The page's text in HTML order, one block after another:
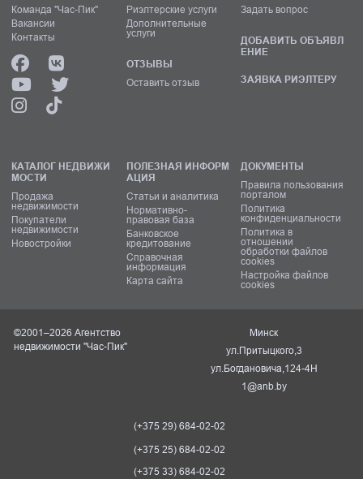
Команда "Час-Пик"
Вакансии
Контакты
Риэлтерские услуги
Дополнительные
услуги
ОТЗЫВЫ
Оставить отзыв
Задать вопрос
ДОБАВИТЬ ОБЪЯВЛ
ЕНИЕ
ЗАЯВКА РИЭЛТЕРУ
КАТАЛОГ НЕДВИЖИ
МОСТИ
Продажа
недвижимости
Покупатели
недвижимости
Новостройки
ПОЛЕЗНАЯ ИНФОРМ
АЦИЯ
Статьи и аналитика
Нормативно-
правовая база
Банковское
кредитование
Справочная
информация
Карта сайта
ДОКУМЕНТЫ
Правила пользования
порталом
Политика
конфиденциальности
Политика в
отношении
обработки файлов
cookies
Настройка файлов
cookies
©2001–2026 Агентство
недвижимости "Час-Пик"
Минск
ул.Притыцкого,3
ул.Богдановича,124-4Н
1@anb.by
(+375 29) 684-02-02
(+375 25) 684-02-02
(+375 33) 684-02-02